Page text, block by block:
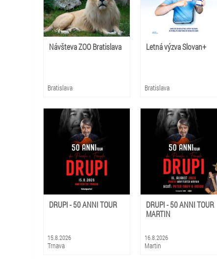
Návšteva ZOO Bratislava
Bratislava
Letná výzva Slovan+
Bratislava
DRUPI - 50 ANNI TOUR
15.8.2026
Trnava
DRUPI - 50 ANNI TOUR
MARTIN
16.8.2026
Martin